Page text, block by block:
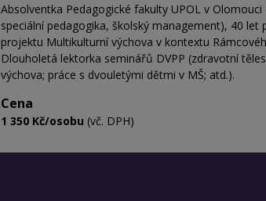
Absolventka Pedagogické fakulty UPOL v
speciální pedagogika, školský management), 40
projektu Multikulturní výchova v kontextu
Dlouholetá lektorka seminářů DVPP (zdravotní
výchova; práce s dvouletými dětmi v MŠ; atd.).
Cena
1 350 Kč/osobu (vč. DPH)